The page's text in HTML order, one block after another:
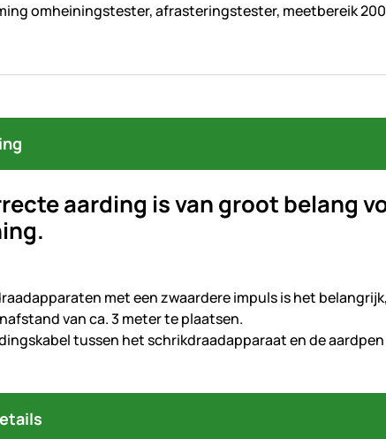
omheiningstester, afrasteringstester, meetbereik
aarding is van groot belang
met een zwaardere impuls is het
van ca. 3 meter te plaatsen.
tussen het schrikdraadapparaat en de